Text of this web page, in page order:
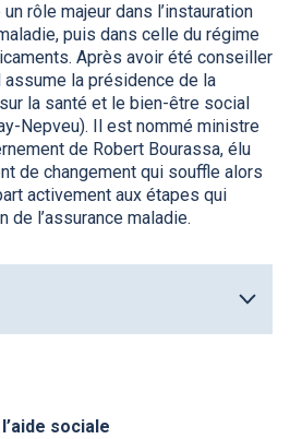
rôle majeur dans l’instauration
puis dans celle du régime
Après avoir été conseiller
la présidence de la
la santé et le bien-être social
Nepveu). Il est nommé ministre
de Robert Bourassa, élu
de changement qui souffle alors
activement aux étapes qui
de l’assurance maladie.
sociale